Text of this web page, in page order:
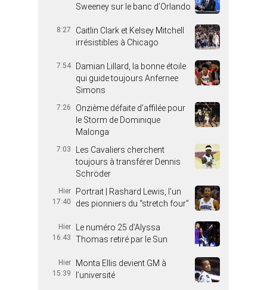
Sweeney sur le banc d’Orlando
8:27
Caitlin Clark et Kelsey Mitchell
irrésistibles à Chicago
7:54
Damian Lillard, la bonne étoile
qui guide toujours Anfernee
Simons
7:26
Onzième défaite d’affilée pour
le Storm de Dominique
Malonga
7:03
Les Cavaliers cherchent
toujours à transférer Dennis
Schröder
Hier
17:40
Portrait | Rashard Lewis, l’un
des pionniers du “stretch four”
Hier
16:43
Le numéro 25 d’Alyssa
Thomas retiré par le Sun
Hier
15:39
Monta Ellis devient GM à
l’université